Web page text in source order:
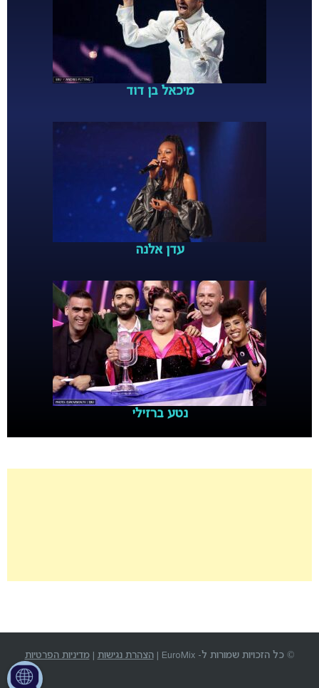
מיכאל בן דוד
עדן אלנה
נטע ברזילי
© כל הזכויות שמורות ל- EuroMix | הצהרת נגישות |מדיניות הפרטיות